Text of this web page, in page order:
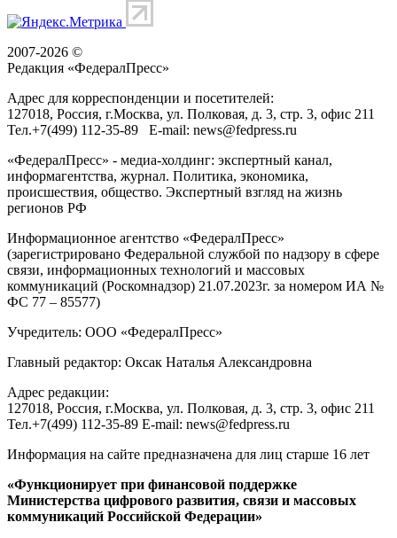
2007-2026 ©
Редакция «ФедералПресс»
Адрес для корреспонденции и посетителей:
127018, Россия, г.Москва, ул. Полковая, д. 3, стр. 3, офис 211
Тел.+7(499) 112-35-89 E-mail: news@fedpress.ru
«ФедералПресс» - медиа-холдинг: экспертный канал,
информагентства, журнал. Политика, экономика,
происшествия, общество. Экспертный взгляд на жизнь
регионов РФ
Информационное агентство «ФедералПресс»
(зарегистрировано Федеральной службой по надзору в сфере
связи, информационных технологий и массовых
коммуникаций (Роскомнадзор) 21.07.2023г. за номером ИА №
ФС 77 – 85577)
Учредитель: ООО «ФедералПресс»
Главный редактор: Оксак Наталья Александровна
Адрес редакции:
127018, Россия, г.Москва, ул. Полковая, д. 3, стр. 3, офис 211
Тел.+7(499) 112-35-89 E-mail: news@fedpress.ru
Информация на сайте предназначена для лиц старше 16 лет
«Функционирует при финансовой поддержке
Министерства цифрового развития, связи и массовых
коммуникаций Российской Федерации»